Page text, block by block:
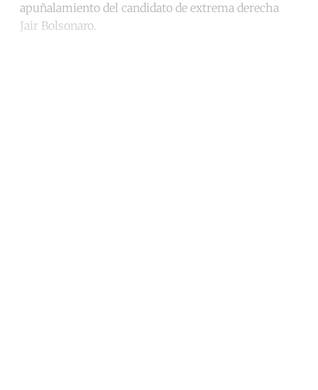
apuñalamiento del candidato de extrema derecha
Jair Bolsonaro.